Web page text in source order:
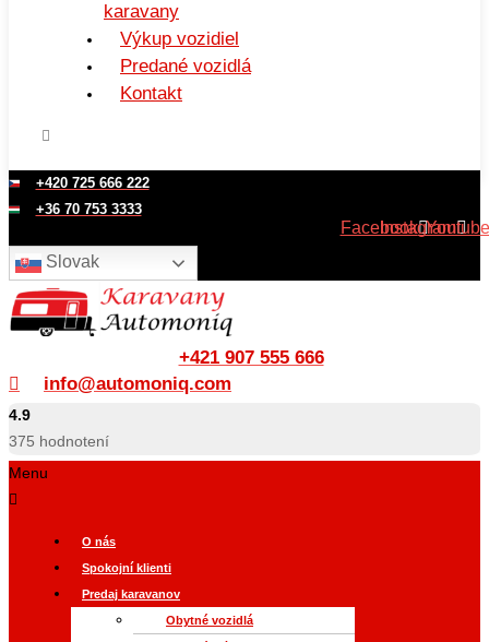
karavany
Výkup vozidiel
Predané vozidlá
Kontakt
+420 725 666 222
+36 70 753 3333
FacebookInstagramYoutube
Slovak
+421 907 555 666
info@automoniq.com
4.9
375 hodnotení
Menu
O nás
Spokojní klienti
Predaj karavanov
Obytné vozidlá